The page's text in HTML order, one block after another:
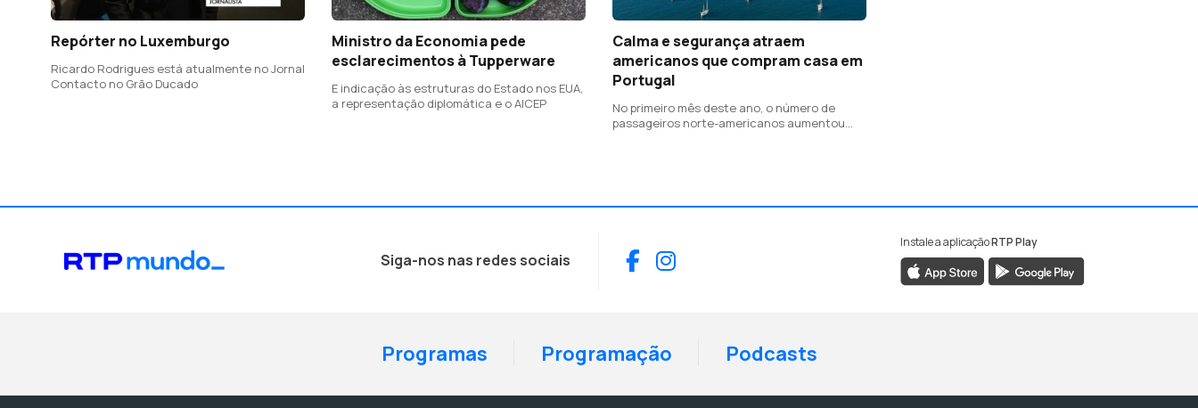
Repórter no Luxemburgo
Ricardo Rodrigues está atualmente no Jornal
Contacto no Grão Ducado
Ministro da Economia pede
esclarecimentos à Tupperware
E indicação às estruturas do Estado nos EUA,
a representação diplomática e o AICEP
Calma e segurança atraem
americanos que compram casa em
Portugal
No primeiro mês deste ano, o número de
passageiros norte-americanos aumentou
Siga-nos nas redes sociais Facebook
Instagram
Instale a aplicaçãoRTP Play
Programas Programação Podcasts